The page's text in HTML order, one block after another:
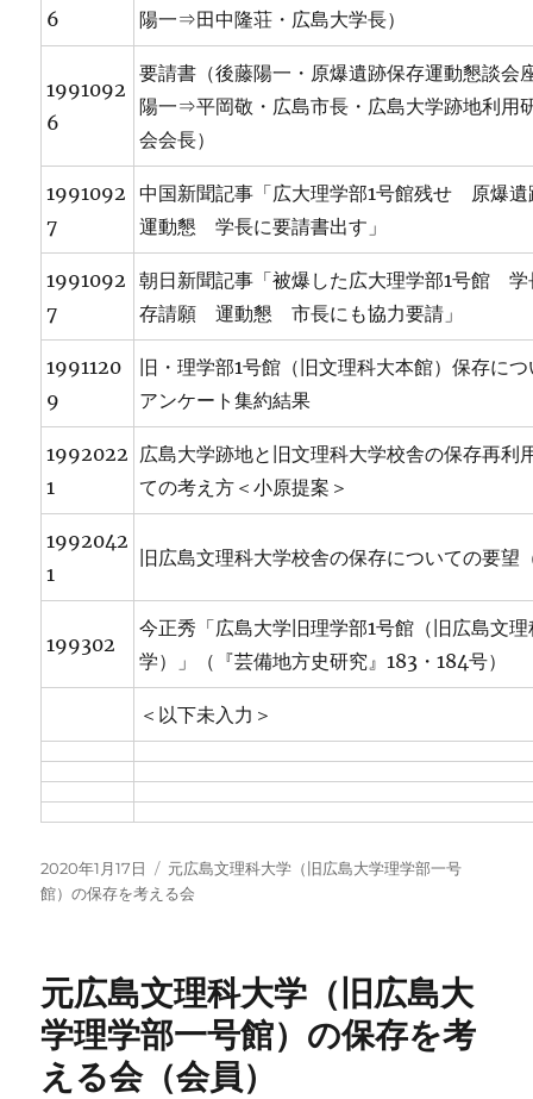
6
陽一⇒田中隆荘・広島大学長）
1991092
6
要請書（後藤陽一・原爆遺跡保存運動懇談会
陽一⇒平岡敬・広島市長・広島大学跡地利用
会会長）
1991092
7
中国新聞記事「広大理学部1号館残せ 原爆遺
運動懇 学長に要請書出す」
1991092
7
朝日新聞記事「被爆した広大理学部1号館 学
存請願 運動懇 市長にも協力要請」
1991120
9
旧・理学部1号館（旧文理科大本館）保存に
アンケート集約結果
1992022
1
広島大学跡地と旧文理科大学校舎の保存再利
ての考え方＜小原提案＞
1992042
1
旧広島文理科大学校舎の保存についての要望
199302
今正秀「広島大学旧理学部1号館（旧広島文
学）」（『芸備地方史研究』183・184号）
＜以下未入力＞
投
稿
2020年1月17日
カ
テ
元広島文理科大学（旧広島大学理学部一号
館）の保存を考える会
元広島文理科大学（旧広島大
学理学部一号館）の保存を考
える会（会員）